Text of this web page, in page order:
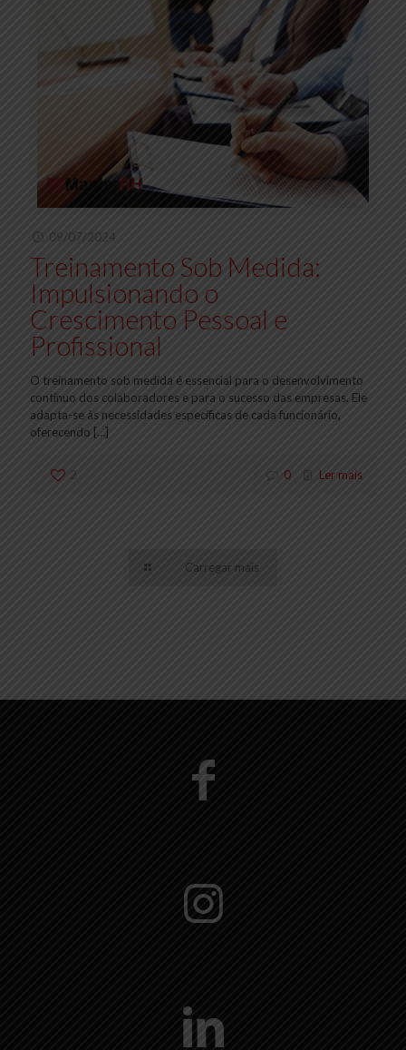
09/07/2024
Treinamento Sob Medida:
Impulsionando o
Crescimento Pessoal e
Profissional
O treinamento sob medida é essencial para o desenvolvimento
contínuo dos colaboradores e para o sucesso das empresas. Ele
adapta-se às necessidades específicas de cada funcionário,
oferecendo […]
2 0 Ler mais
Carregar mais